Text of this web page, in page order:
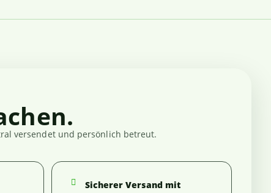
versendet und persönlich betreut.
Sicherer Versand mit